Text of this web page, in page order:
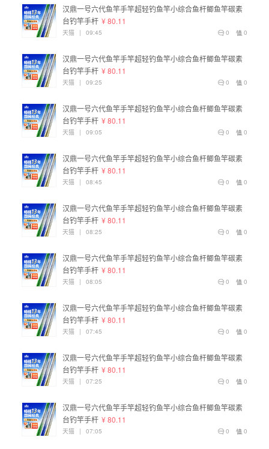
汉鼎一号六代鱼竿手竿超轻钓鱼竿小综合鱼杆鲫鱼竿碳素
台钓竿手杆 ¥ 80.11
0
0
天猫 | 09:45
汉鼎一号六代鱼竿手竿超轻钓鱼竿小综合鱼杆鲫鱼竿碳素
台钓竿手杆 ¥ 80.11
0
0
天猫 | 09:25
汉鼎一号六代鱼竿手竿超轻钓鱼竿小综合鱼杆鲫鱼竿碳素
台钓竿手杆 ¥ 80.11
0
0
天猫 | 09:05
汉鼎一号六代鱼竿手竿超轻钓鱼竿小综合鱼杆鲫鱼竿碳素
台钓竿手杆 ¥ 80.11
0
0
天猫 | 08:45
汉鼎一号六代鱼竿手竿超轻钓鱼竿小综合鱼杆鲫鱼竿碳素
台钓竿手杆 ¥ 80.11
0
0
天猫 | 08:25
汉鼎一号六代鱼竿手竿超轻钓鱼竿小综合鱼杆鲫鱼竿碳素
台钓竿手杆 ¥ 80.11
0
0
天猫 | 08:05
汉鼎一号六代鱼竿手竿超轻钓鱼竿小综合鱼杆鲫鱼竿碳素
台钓竿手杆 ¥ 80.11
0
0
天猫 | 07:45
汉鼎一号六代鱼竿手竿超轻钓鱼竿小综合鱼杆鲫鱼竿碳素
台钓竿手杆 ¥ 80.11
0
0
天猫 | 07:25
汉鼎一号六代鱼竿手竿超轻钓鱼竿小综合鱼杆鲫鱼竿碳素
台钓竿手杆 ¥ 80.11
0
0
天猫 | 07:05